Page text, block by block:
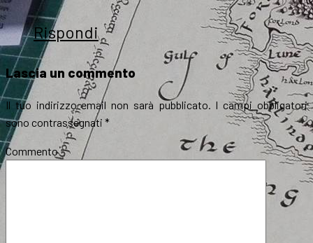
Rispondi
Lascia un commento
Il tuo indirizzo email non sarà pubblicato. I campi obbligatori
sono contrassegnati *
Commento*